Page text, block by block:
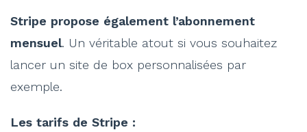
Stripe propose également l’abonnement
mensuel. Un véritable atout si vous souhaitez
lancer un site de box personnalisées par
exemple.
Les tarifs de Stripe :